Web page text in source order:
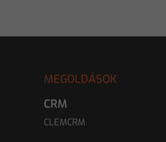
MEGOLDÁSOK
CRM
CLEMCRM